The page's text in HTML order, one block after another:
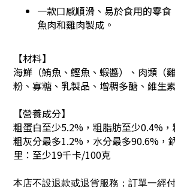
一款口感順滑、易於食用的零
魚肉和雞肉製成。
【材料】
海鮮（鮪魚、鰹魚、蝦醬）、肉類（
粉、寡糖、乳製品、增稠多醣、維生
【營養成分】
粗蛋白至少5.2%，粗脂肪至少0.4%，
粗灰分最多1.2%，水分最多90.6%，
里：至少19千卡/100克
本店不設退款或退貨服務；訂單一經